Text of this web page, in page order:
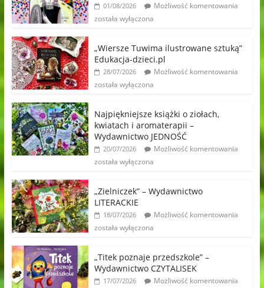
01/08/2026
Możliwość komentowania
została wyłączona
„Wiersze Tuwima ilustrowane sztuką”
Edukacja-dzieci.pl
28/07/2026
Możliwość komentowania
została wyłączona
Najpiękniejsze książki o ziołach,
kwiatach i aromaterapii –
Wydawnictwo JEDNOŚĆ
20/07/2026
Możliwość komentowania
została wyłączona
„Zielniczek” – Wydawnictwo
LITERACKIE
18/07/2026
Możliwość komentowania
została wyłączona
„Titek poznaje przedszkole” –
Wydawnictwo CZYTALISEK
17/07/2026
Możliwość komentowania